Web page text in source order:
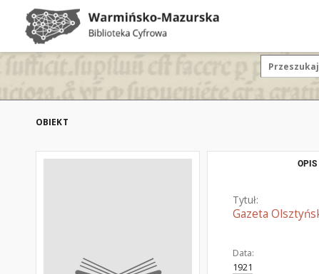
OBIEKT
OPIS
Tytuł:
Gazeta
Data:
1921